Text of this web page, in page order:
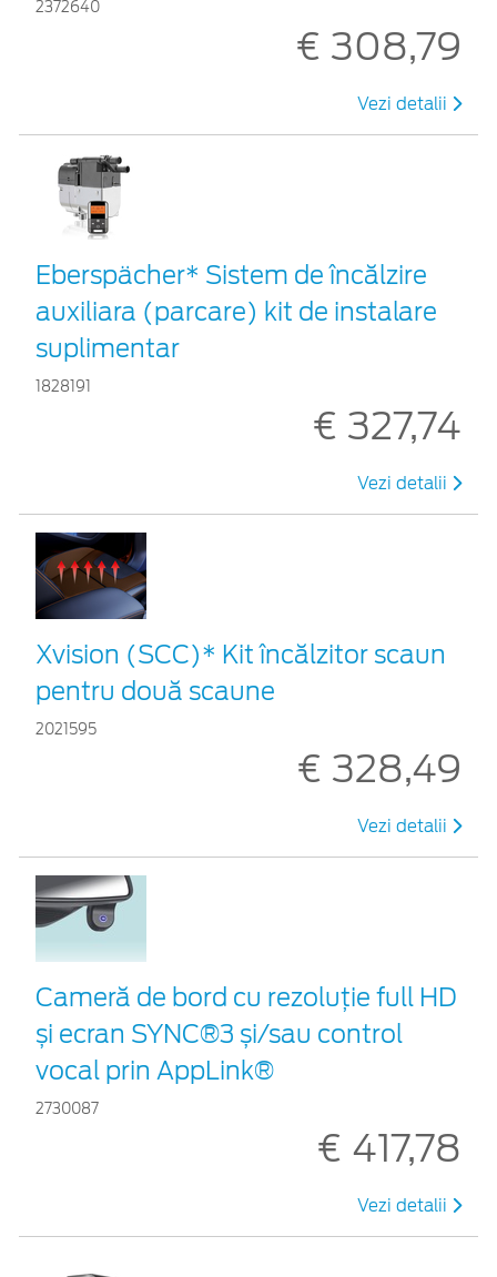
2372640
€ 308,79
Vezi detalii
Eberspächer* Sistem de încălzire
auxiliara (parcare) kit de instalare
suplimentar
1828191
€ 327,74
Vezi detalii
Xvision (SCC)* Kit încălzitor scaun
pentru două scaune
2021595
€ 328,49
Vezi detalii
Cameră de bord cu rezoluție full HD
și ecran SYNC®3 și/sau control
vocal prin AppLink®
2730087
€ 417,78
Vezi detalii